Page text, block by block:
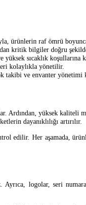
ürünlerin raf ömrü
kritik bilgiler doğru
sıcaklık koşullarına
kolaylıkla yönetilir.
takibi ve envanter yönetimi
yüksek kaliteli
dayanıklılığı artırılır.
edilir. Her aşamada,
logolar, seri